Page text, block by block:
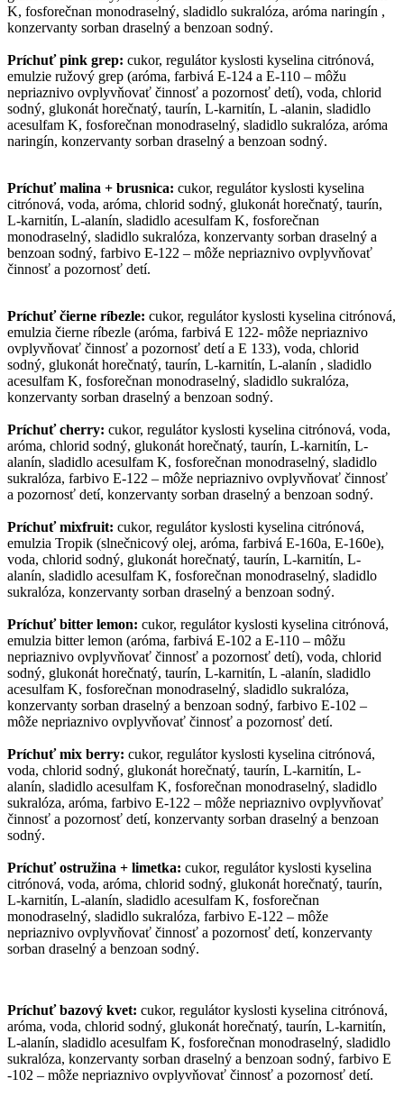
K, fosforečnan monodraselný, sladidlo sukralóza, aróma naringín ,
konzervanty sorban draselný a benzoan sodný.
Príchuť pink grep: cukor, regulátor kyslosti kyselina citrónová,
emulzie ružový grep (aróma, farbivá E-124 a E-110 – môžu
nepriaznivo ovplyvňovať činnosť a pozornosť detí), voda, chlorid
sodný, glukonát horečnatý, taurín, L-karnitín, L -alanin, sladidlo
acesulfam K, fosforečnan monodraselný, sladidlo sukralóza, aróma
naringín, konzervanty sorban draselný a benzoan sodný.
Príchuť malina + brusnica: cukor, regulátor kyslosti kyselina
citrónová, voda, aróma, chlorid sodný, glukonát horečnatý, taurín,
L-karnitín, L-alanín, sladidlo acesulfam K, fosforečnan
monodraselný, sladidlo sukralóza, konzervanty sorban draselný a
benzoan sodný, farbivo E-122 – môže nepriaznivo ovplyvňovať
činnosť a pozornosť detí.
Príchuť čierne ríbezle: cukor, regulátor kyslosti kyselina citrónová,
emulzia čierne ríbezle (aróma, farbivá E 122- môže nepriaznivo
ovplyvňovať činnosť a pozornosť detí a E 133), voda, chlorid
sodný, glukonát horečnatý, taurín, L-karnitín, L-alanín , sladidlo
acesulfam K, fosforečnan monodraselný, sladidlo sukralóza,
konzervanty sorban draselný a benzoan sodný.
Príchuť cherry: cukor, regulátor kyslosti kyselina citrónová, voda,
aróma, chlorid sodný, glukonát horečnatý, taurín, L-karnitín, L-
alanín, sladidlo acesulfam K, fosforečnan monodraselný, sladidlo
sukralóza, farbivo E-122 – môže nepriaznivo ovplyvňovať činnosť
a pozornosť detí, konzervanty sorban draselný a benzoan sodný.
Príchuť mixfruit: cukor, regulátor kyslosti kyselina citrónová,
emulzia Tropik (slnečnicový olej, aróma, farbivá E-160a, E-160e),
voda, chlorid sodný, glukonát horečnatý, taurín, L-karnitín, L-
alanín, sladidlo acesulfam K, fosforečnan monodraselný, sladidlo
sukralóza, konzervanty sorban draselný a benzoan sodný.
Príchuť bitter lemon: cukor, regulátor kyslosti kyselina citrónová,
emulzia bitter lemon (aróma, farbivá E-102 a E-110 – môžu
nepriaznivo ovplyvňovať činnosť a pozornosť detí), voda, chlorid
sodný, glukonát horečnatý, taurín, L-karnitín, L -alanín, sladidlo
acesulfam K, fosforečnan monodraselný, sladidlo sukralóza,
konzervanty sorban draselný a benzoan sodný, farbivo E-102 –
môže nepriaznivo ovplyvňovať činnosť a pozornosť detí.
Príchuť mix berry: cukor, regulátor kyslosti kyselina citrónová,
voda, chlorid sodný, glukonát horečnatý, taurín, L-karnitín, L-
alanín, sladidlo acesulfam K, fosforečnan monodraselný, sladidlo
sukralóza, aróma, farbivo E-122 – môže nepriaznivo ovplyvňovať
činnosť a pozornosť detí, konzervanty sorban draselný a benzoan
sodný.
Príchuť ostružina + limetka: cukor, regulátor kyslosti kyselina
citrónová, voda, aróma, chlorid sodný, glukonát horečnatý, taurín,
L-karnitín, L-alanín, sladidlo acesulfam K, fosforečnan
monodraselný, sladidlo sukralóza, farbivo E-122 – môže
nepriaznivo ovplyvňovať činnosť a pozornosť detí, konzervanty
sorban draselný a benzoan sodný.
Príchuť bazový kvet: cukor, regulátor kyslosti kyselina citrónová,
aróma, voda, chlorid sodný, glukonát horečnatý, taurín, L-karnitín,
L-alanín, sladidlo acesulfam K, fosforečnan monodraselný, sladidlo
sukralóza, konzervanty sorban draselný a benzoan sodný, farbivo E
-102 – môže nepriaznivo ovplyvňovať činnosť a pozornosť detí.